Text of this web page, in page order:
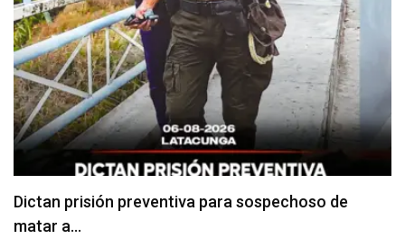
Usuarios madrugan y hacen largas filas para
obtener…